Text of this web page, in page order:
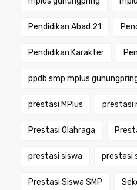
Pendidikan Abad 21
Pendidikan Karakter
ppdb smp mplus
prestasi MPlus prestasi
Prestasi Olahraga
prestasi siswa prestasi
Prestasi Siswa SMP